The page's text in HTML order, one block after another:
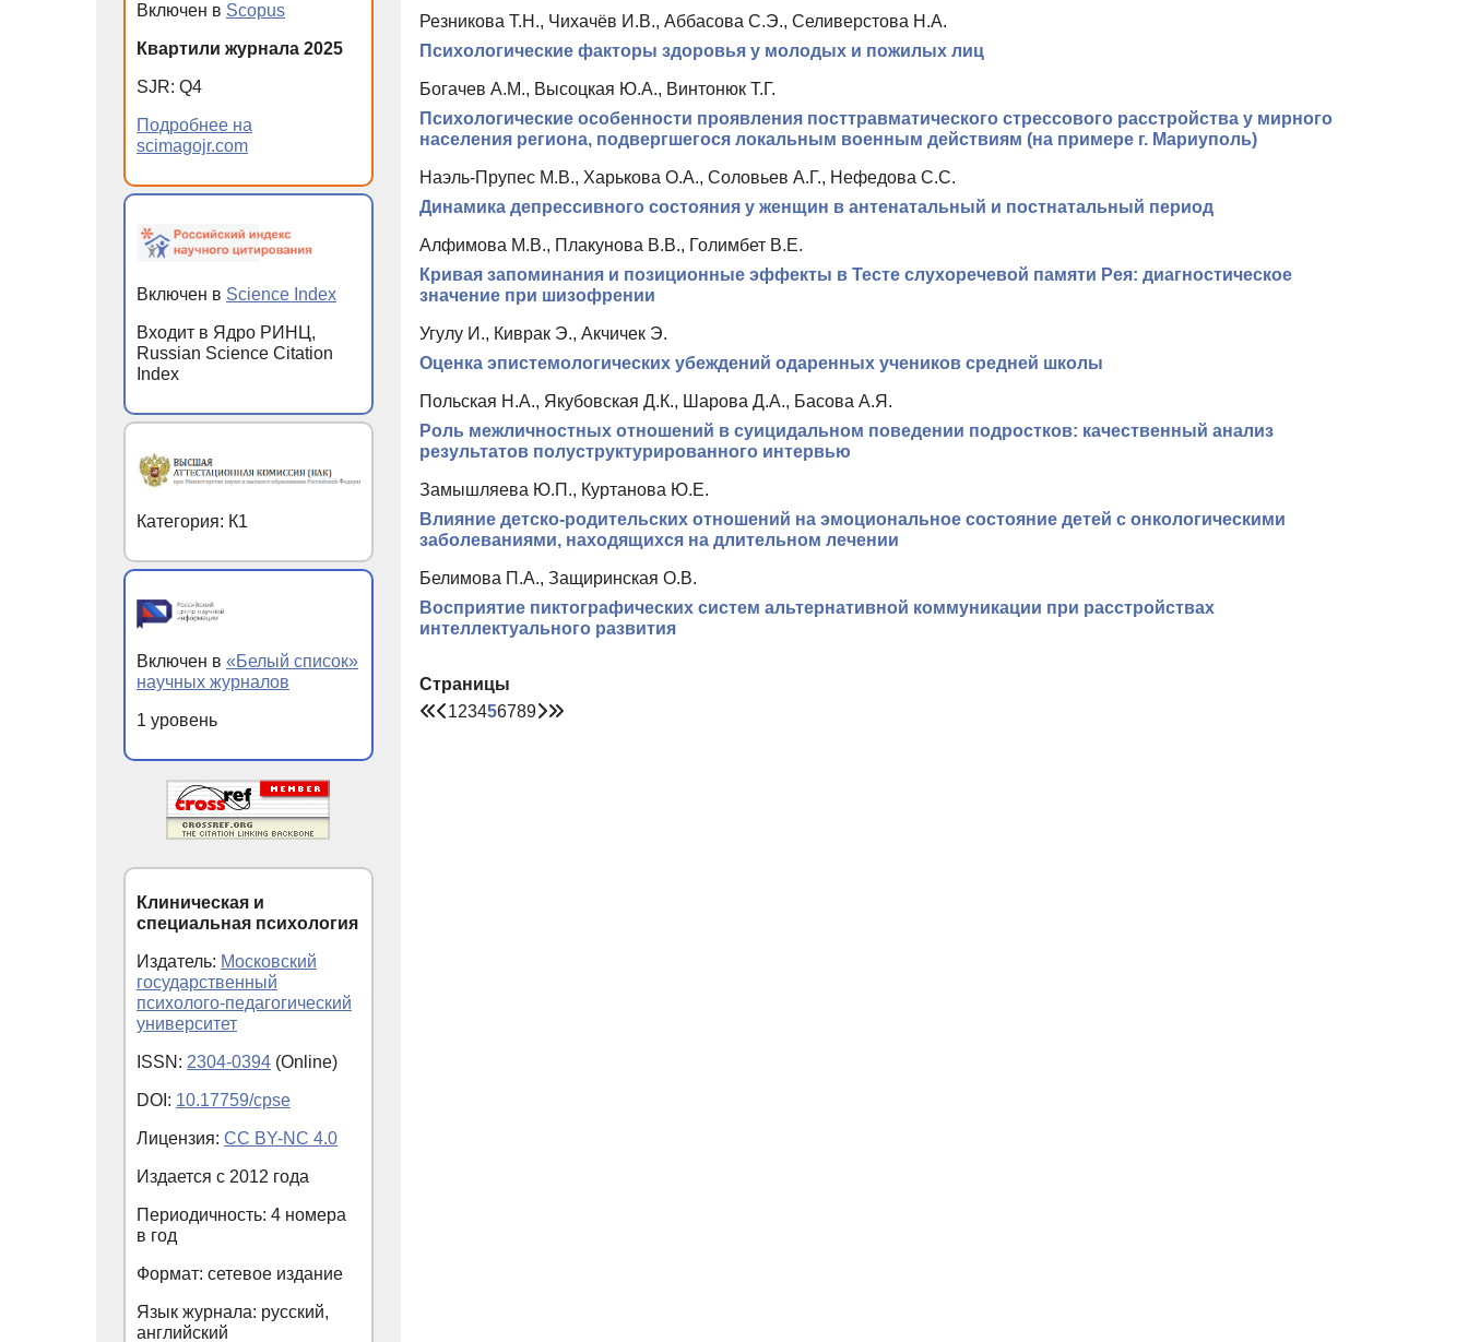
Резникова Т.Н., Чихачёв И.В., Аббасова С.Э., Селиверстова Н.А.
Психологические факторы здоровья у молодых и пожилых лиц
Богачев А.М., Высоцкая Ю.А., Винтонюк Т.Г.
Психологические особенности проявления посттравматического стрессового расстройства у мирного
населения региона, подвергшегося локальным военным действиям (на примере г. Мариуполь)
Наэль-Прупес М.В., Харькова О.А., Соловьев А.Г., Нефедова С.С.
Динамика депрессивного состояния у женщин в антенатальный и постнатальный период
Алфимова М.В., Плакунова В.В., Голимбет В.Е.
Кривая запоминания и позиционные эффекты в Тесте слухоречевой памяти Рея: диагностическое
значение при шизофрении
Угулу И., Киврак Э., Акчичек Э.
Оценка эпистемологических убеждений одаренных учеников средней школы
Польская Н.А., Якубовская Д.К., Шарова Д.А., Басова А.Я.
Роль межличностных отношений в суицидальном поведении подростков: качественный анализ
результатов полуструктурированного интервью
Замышляева Ю.П., Куртанова Ю.Е.
Влияние детско-родительских отношений на эмоциональное состояние детей с онкологическими
заболеваниями, находящихся на длительном лечении
Белимова П.А., Защиринская О.В.
Восприятие пиктографических систем альтернативной коммуникации при расстройствах
интеллектуального развития
Страницы
123456789
Включен в Scopus
Квартили журнала 2025
SJR: Q4
Подробнее на
scimagojr.com
Включен в Science Index
Входит в Ядро РИНЦ,
Russian Science Citation
Index
Категория: К1
Включен в «Белый список»
научных журналов
1 уровень
Клиническая и
специальная психология
Издатель: Московский
государственный
психолого-педагогический
университет
ISSN: 2304-0394 (Online)
DOI: 10.17759/cpse
Лицензия: CC BY-NC 4.0
Издается с 2012 года
Периодичность: 4 номера
в год
Формат: сетевое издание
Язык журнала: русский,
английский